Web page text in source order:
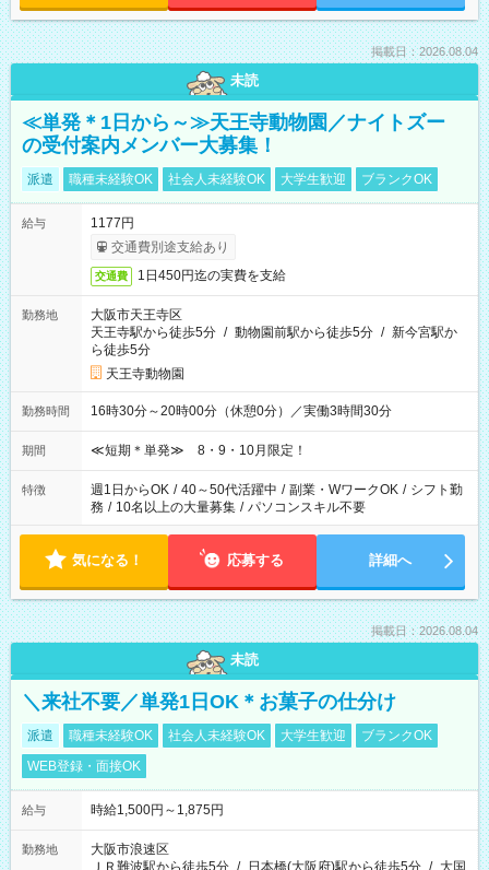
掲載日：2026.08.04
未読
≪単発＊1日から～≫天王寺動物園／ナイトズー
の受付案内メンバー大募集！
派遣 職種未経験OK 社会人未経験OK 大学生歓迎 ブランクOK
給与
1177円
交通費別途支給あり
交通費 1日450円迄の実費を支給
勤務地
大阪市天王寺区
天王寺駅から徒歩5分 / 動物園前駅から徒歩5分 / 新今宮駅か
ら徒歩5分
天王寺動物園
勤務時間 16時30分～20時00分（休憩0分）／実働3時間30分
期間 ≪短期＊単発≫ 8・9・10月限定！
特徴 週1日からOK / 40～50代活躍中 / 副業・WワークOK / シフト勤
務 / 10名以上の大量募集 / パソコンスキル不要
気になる！ 応募する 詳細へ
掲載日：2026.08.04
未読
＼来社不要／単発1日OK＊お菓子の仕分け
派遣 職種未経験OK 社会人未経験OK 大学生歓迎
ブランクOK
WEB登録・面接OK
給与 時給1,500円～1,875円
勤務地
大阪市浪速区
ＪＲ難波駅から徒歩5分 / 日本橋(大阪府)駅から徒歩5分 / 大国